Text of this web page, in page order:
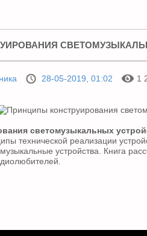
28-05-2019, 01:02 1
светомузыкальных
технической реализации
устройства. Книга